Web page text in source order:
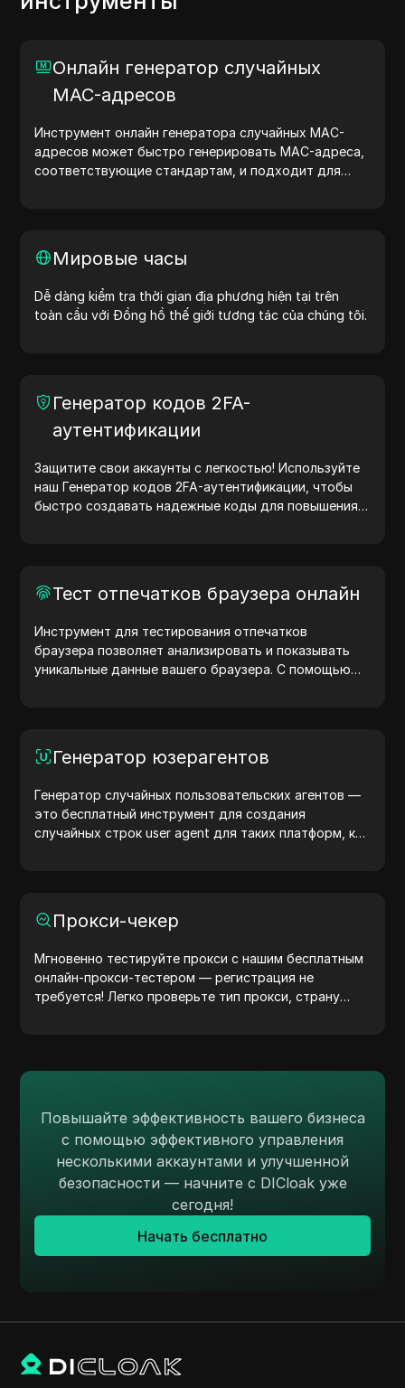
Онлайн генератор случайных
MAC-адресов
Инструмент онлайн генератора случайных MAC-
адресов может быстро генерировать MAC-адреса,
соответствующие стандартам, и подходит для
Мировые часы
Dễ dàng kiểm tra thời gian địa phương hiện tại trên
toàn cầu với Đồng hồ thế giới tương tác của chúng tôi.
Генератор кодов 2FA-
аутентификации
Защитите свои аккаунты с легкостью! Используйте
наш Генератор кодов 2FA-аутентификации, чтобы
быстро создавать надежные коды для повышения
Тест отпечатков браузера онлайн
Инструмент для тестирования отпечатков
браузера позволяет анализировать и показывать
уникальные данные вашего браузера. С помощью
Генератор юзерагентов
Генератор случайных пользовательских агентов —
это бесплатный инструмент для создания
случайных строк user agent для таких платформ, как
Упростите свои рабочие процессы — начните
Прокси-чекер
Мгновенно тестируйте прокси с нашим бесплатным
онлайн-прокси-тестером — регистрация не
требуется! Легко проверьте тип прокси, страну
Повышайте эффективность вашего бизнеса
с помощью эффективного управления
несколькими аккаунтами и улучшенной
безопасности — начните с DICloak уже
сегодня!
Начать бесплатно